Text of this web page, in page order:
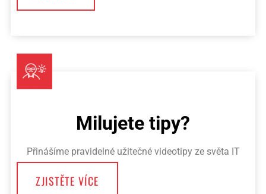
Milujete tipy?
Přinášíme pravidelné užitečné videotipy ze světa IT
ZJISTĚTE VÍCE